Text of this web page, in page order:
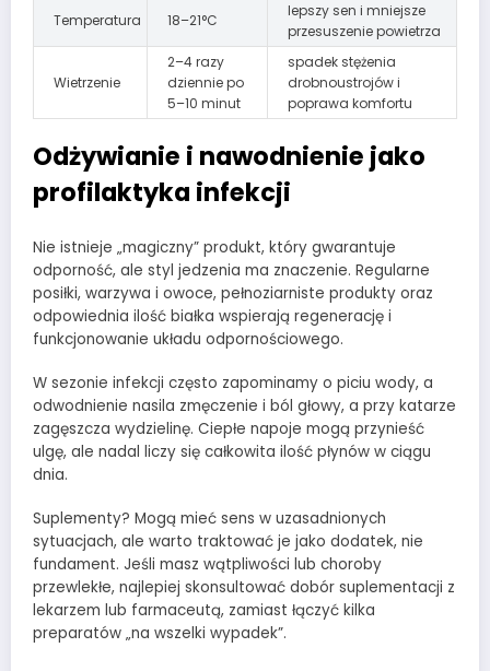
Temperatura 18–21°C
lepszy sen i mniejsze
przesuszenie powietrza
Wietrzenie
2–4 razy
dziennie po
5–10 minut
spadek stężenia
drobnoustrojów i
poprawa komfortu
Odżywianie i nawodnienie jako
profilaktyka infekcji
Nie istnieje „magiczny” produkt, który gwarantuje
odporność, ale styl jedzenia ma znaczenie. Regularne
posiłki, warzywa i owoce, pełnoziarniste produkty oraz
odpowiednia ilość białka wspierają regenerację i
funkcjonowanie układu odpornościowego.
W sezonie infekcji często zapominamy o piciu wody, a
odwodnienie nasila zmęczenie i ból głowy, a przy katarze
zagęszcza wydzielinę. Ciepłe napoje mogą przynieść
ulgę, ale nadal liczy się całkowita ilość płynów w ciągu
dnia.
Suplementy? Mogą mieć sens w uzasadnionych
sytuacjach, ale warto traktować je jako dodatek, nie
fundament. Jeśli masz wątpliwości lub choroby
przewlekłe, najlepiej skonsultować dobór suplementacji z
lekarzem lub farmaceutą, zamiast łączyć kilka
preparatów „na wszelki wypadek”.